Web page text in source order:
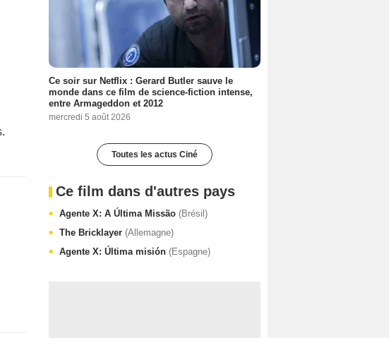
Ce soir sur Netflix : Gerard Butler sauve le
monde dans ce film de science-fiction intense,
entre Armageddon et 2012
mercredi 5 août 2026
Toutes les actus Ciné
Ce film dans d'autres pays
Agente X: A Última Missão (Brésil)
The Bricklayer (Allemagne)
Agente X: Última misión (Espagne)